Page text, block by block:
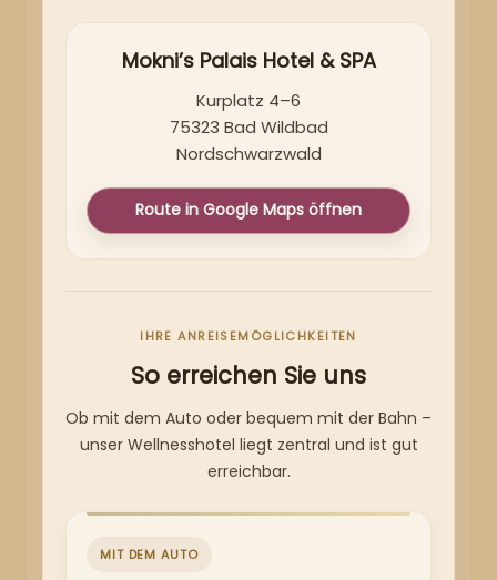
Mokni’s Palais Hotel & SPA
Kurplatz 4–6
75323 Bad Wildbad
Nordschwarzwald
Route in Google Maps öffnen
IHRE ANREISEMÖGLICHKEITEN
So erreichen Sie uns
Ob mit dem Auto oder bequem mit der Bahn –
unser Wellnesshotel liegt zentral und ist gut
erreichbar.
MIT DEM AUTO